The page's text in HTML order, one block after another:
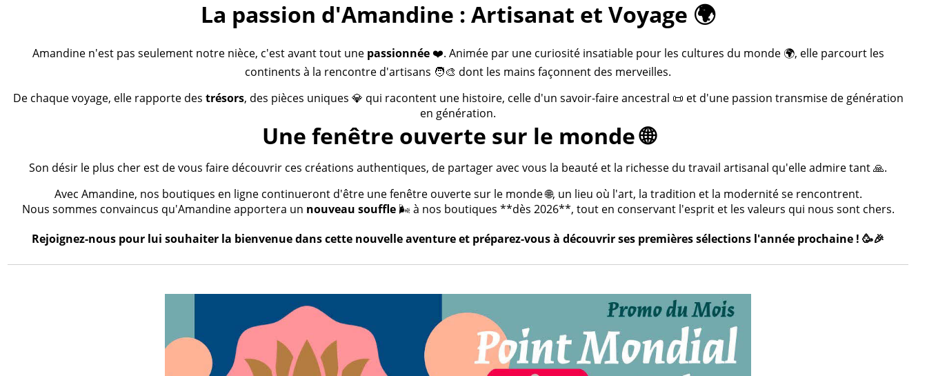
La passion d'Amandine : Artisanat et Voyage 🌍
Amandine n'est pas seulement notre nièce, c'est avant tout une passionnée❤️. Animée par une curiosité insatiable pour les cultures du monde 🌍, elle parcourt les
continents à la rencontre d'artisans 🧑‍🎨 dont les mains façonnent des merveilles.
De chaque voyage, elle rapporte des trésors, des pièces uniques 💎 qui racontent une histoire, celle d'un savoir-faire ancestral 📜 et d'une passion transmise de génération
en génération.
Une fenêtre ouverte sur le monde 🌐
Son désir le plus cher est de vous faire découvrir ces créations authentiques, de partager avec vous la beauté et la richesse du travail artisanal qu'elle admire tant 🙏.
Avec Amandine, nos boutiques en ligne continueront d'être une fenêtre ouverte sur le monde 🌐, un lieu où l'art, la tradition et la modernité se rencontrent.
Nous sommes convaincus qu'Amandine apportera un nouveau souffle🌬️ à nos boutiques **dès 2026**, tout en conservant l'esprit et les valeurs qui nous sont chers.
Rejoignez-nous pour lui souhaiter la bienvenue dans cette nouvelle aventure et préparez-vous à découvrir ses premières sélections l'année prochaine ! 🥳🎉